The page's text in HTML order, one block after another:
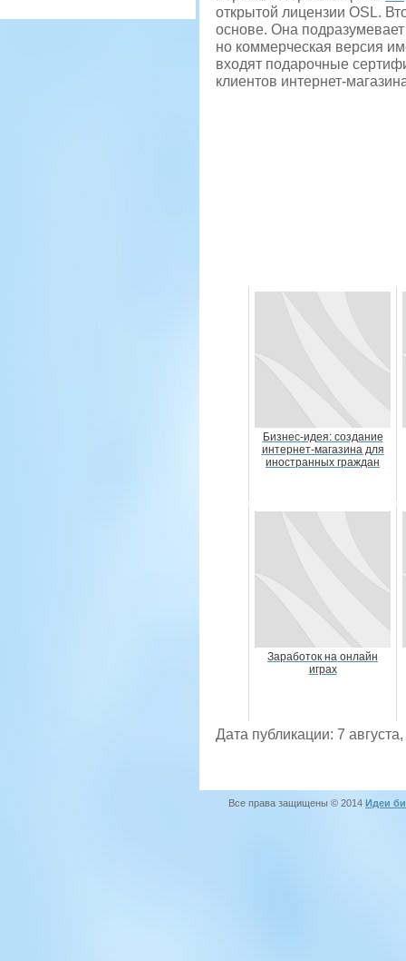
открытой лицензии OSL.
основе. Она
но коммерческая версия
входят подарочные
клиентов интернет-
Бизнес-идея: создание
интернет-магазина для
иностранных граждан
Заработок на онлайн
играх
Дата публикации: 7
Все права защищены © 2014 Идеи